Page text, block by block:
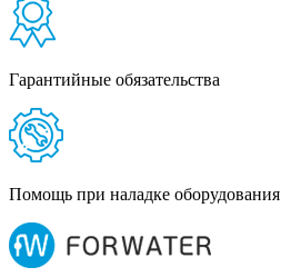
Гарантийные обязательства
Помощь при наладке оборудования